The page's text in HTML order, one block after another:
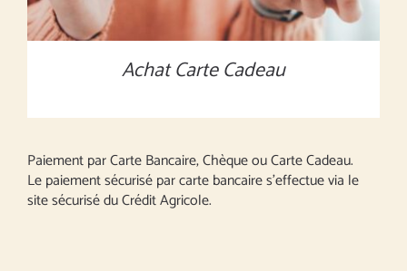
Achat Carte Cadeau
Paiement par Carte Bancaire, Chèque ou Carte Cadeau.
Le paiement sécurisé par carte bancaire s’effectue via le
site sécurisé du Crédit Agricole.